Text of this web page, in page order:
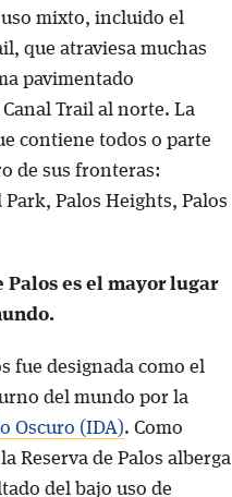
mixto, incluido el
que atraviesa muchas
pavimentado
Trail al norte. La
contiene todos o parte
de sus fronteras:
Palos Heights, Palos
Palos es el mayor lugar
fue designada como el
del mundo por la
Oscuro (IDA). Como
Reserva de Palos alberga
del bajo uso de